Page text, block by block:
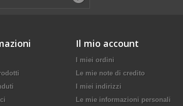
Il mio account
I miei ordini
Le mie note di credito
I miei indirizzi
Le mie informazioni personali